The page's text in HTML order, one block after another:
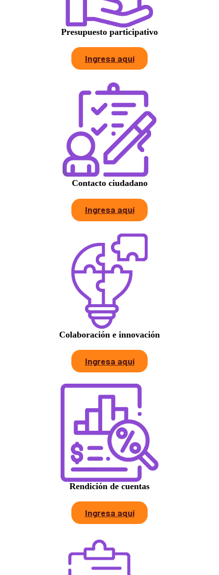
Presupuesto participativo
Ingresa aquí
Contacto ciudadano
Ingresa aquí
Colaboración e innovación
Ingresa aquí
Rendición de cuentas
Ingresa aquí